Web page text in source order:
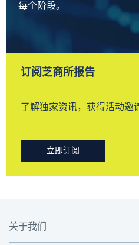
每个阶段。
订阅芝商所报告
了解独家资讯，获得活动邀
立即订阅
关于我们